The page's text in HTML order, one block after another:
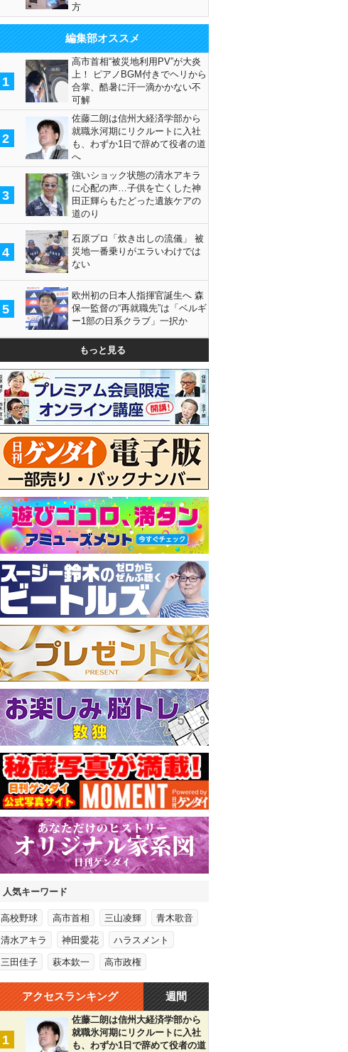
方
編集部オススメ
1
高市首相“被災地利用PV”が大炎
上！ ピアノBGM付きでヘリから
合掌、酷暑に汗一滴かかない不
可解
2
佐藤二朗は信州大経済学部から
就職氷河期にリクルートに入社
も、わずか1日で辞めて役者の道
へ
3
強いショック状態の清水アキラ
に心配の声…子供を亡くした神
田正輝らもたどった遺族ケアの
道のり
4
石原プロ「炊き出しの流儀」 被
災地一番乗りがエラいわけでは
ない
5
欧州初の日本人指揮官誕生へ 森
保一監督の“再就職先”は「ベルギ
ー1部の日系クラブ」一択か
もっと見る
人気キーワード
高校野球 高市首相 三山凌輝 青木歌音
清水アキラ 神田愛花 ハラスメント
三田佳子 萩本欽一 高市政権
アクセスランキング 週間
1
佐藤二朗は信州大経済学部から
就職氷河期にリクルートに入社
も、わずか1日で辞めて役者の道